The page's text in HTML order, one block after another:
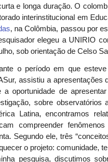
e longa duração. O
interinstitucional em
, na Colômbia, passou por
elegeu a UNIRIO
sob orientação de Celso
o período em que
assistiu a apresentações
a oportunidade de
sobre observatórios
Latina, encontramos
compreender
Segundo ele, três
o projeto: comunidade,
pesquisa, discutimos